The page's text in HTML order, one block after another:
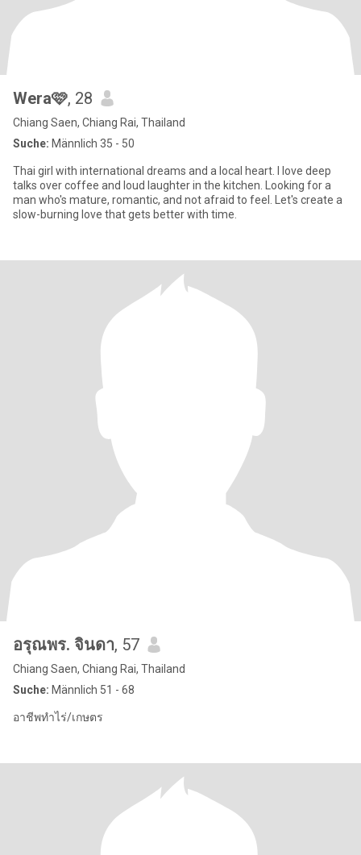
Wera🩷, 28
Chiang Saen, Chiang Rai, Thailand
Suche: Männlich 35 - 50
Thai girl with international dreams and a local heart. I love deep
talks over coffee and loud laughter in the kitchen. Looking for a
man who's mature, romantic, and not afraid to feel. Let's create a
slow-burning love that gets better with time.
อรุณพร. จินดา, 57
Chiang Saen, Chiang Rai, Thailand
Suche: Männlich 51 - 68
อาชีพทำไร่/เกษตร